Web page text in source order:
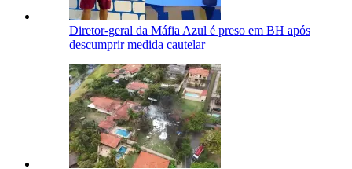
Diretor-geral da Máfia Azul é preso em BH após
descumprir medida cautelar